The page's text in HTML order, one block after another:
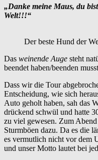
„Danke meine Maus, du
Welt!!!“
Der beste Hund der
Das weinende Auge steht
beendet haben/beenden
Dass wir die Tour
Entscheidung, wie sich
Auto geholt haben, sah das
drückend schwül und hatte
zu viel gewesen. Zum
Sturmböen dazu. Da es die
es vermutlich nicht vor dem
und unser Motto lautet bei